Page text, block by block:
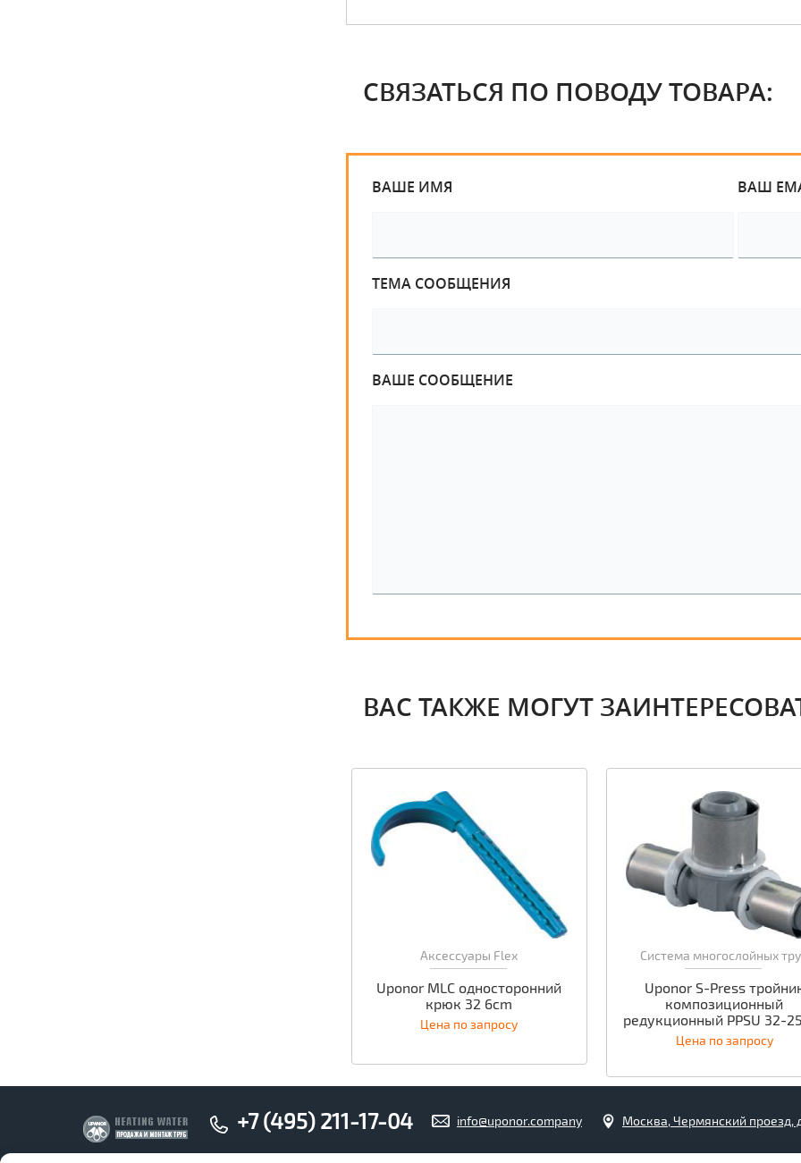
СВЯЗАТЬСЯ ПО ПОВОДУ ТОВАРА:
ВАШЕ ИМЯ ВАШ
ТЕМА СООБЩЕНИЯ
ВАШЕ СООБЩЕНИЕ
ВАС ТАКЖЕ МОГУТ
Аксессуары Flex
Uponor MLC односторонний
крюк 32 6cm
Цена по запросу
Система многослойных
Uponor S-Press
композиционный
редукционный PPSU 32-
Цена по запросу
+7 (495) 211-17-04 info@uponor.company Москва, Чермянский проезд,